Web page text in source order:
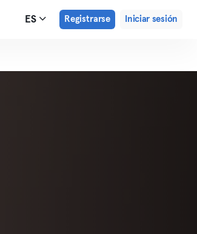
ES Registrarse Iniciar sesión